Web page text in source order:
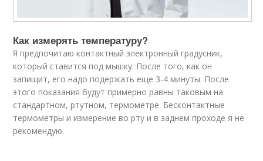
Как измерять температуру?
Я предпочитаю контактный электронный градусник,
который ставится под мышку. После того, как он
запищит, его надо подержать еще 3-4 минуты. После
этого показания будут примерно равны таковым на
стандартном, ртутном, термометре. Бесконтактные
термометры и измерение во рту и в заднем проходе я не
рекомендую.